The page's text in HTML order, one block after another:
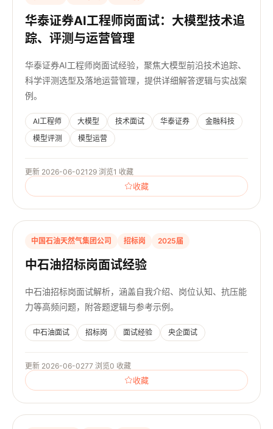
华泰证券AI工程师岗面试：大模型技术追
踪、评测与运营管理
华泰证券AI工程师岗面试经验，聚焦大模型前沿技术追踪、
科学评测选型及落地运营管理，提供详细解答逻辑与实战案
例。
AI工程师 大模型 技术面试 华泰证券
金融科技
模型评测
模型运营
更新 2026-06-02129 浏览1 收藏
收藏
中国石油天然气集团公司 招标岗 2025届
中石油招标岗面试经验
中石油招标岗面试解析，涵盖自我介绍、岗位认知、抗压能
力等高频问题，附答题逻辑与参考示例。
中石油面试 招标岗 面试经验 央企面试
更新 2026-06-0277 浏览0 收藏
收藏